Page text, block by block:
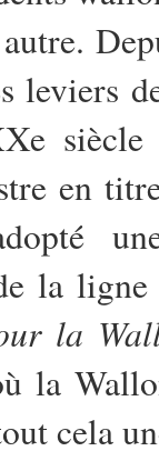
leviers
siècle
en
la
la
la
cela